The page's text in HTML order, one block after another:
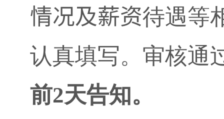
情况及薪资待遇等
认真填写。审核通
前2天告知。